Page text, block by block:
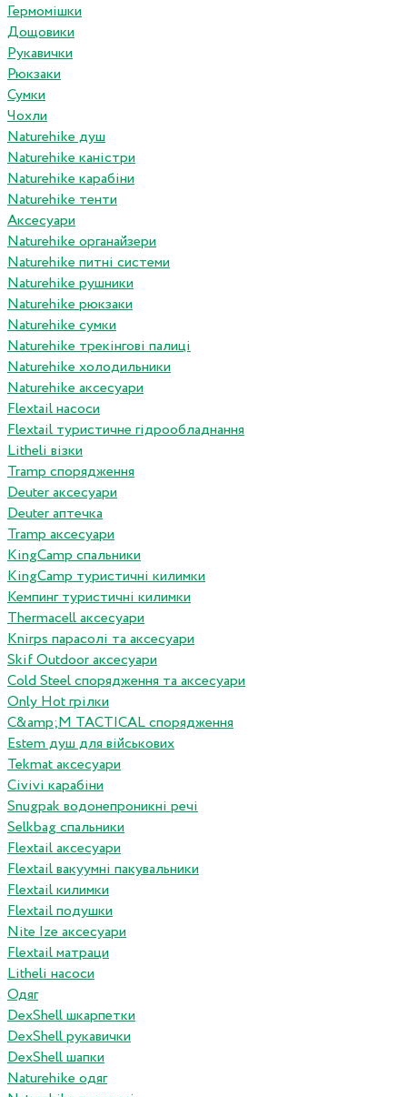
Гермомішки
Дощовики
Рукавички
Рюкзаки
Сумки
Чохли
Naturehike душ
Naturehike каністри
Naturehike карабіни
Naturehike тенти
Аксесуари
Naturehike органайзери
Naturehike питні системи
Naturehike рушники
Naturehike рюкзаки
Naturehike сумки
Naturehike трекінгові палиці
Naturehike холодильники
Naturehike аксесуари
Flextail насоси
Flextail туристичне гідрообладнання
Litheli візки
Tramp спорядження
Deuter аксесуари
Deuter аптечка
Tramp аксесуари
KingCamp спальники
KingCamp туристичні килимки
Кемпинг туристичні килимки
Thermacell аксесуари
Knirps парасолі та аксесуари
Skif Outdoor аксесуари
Cold Steel спорядження та аксесуари
Only Hot грілки
C&amp;M TACTICAL спорядження
Estem душ для військових
Tekmat аксесуари
Сivivi карабіни
Snugpak водонепроникні речі
Selkbag спальники
Flextail аксесуари
Flextail вакуумні пакувальники
Flextail килимки
Flextail подушки
Nite Ize аксесуари
Flextail матраци
Litheli насоси
Одяг
DexShell шкарпетки
DexShell рукавички
DexShell шапки
Naturehike одяг